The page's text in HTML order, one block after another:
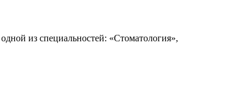
из специальностей: «Стоматология»,